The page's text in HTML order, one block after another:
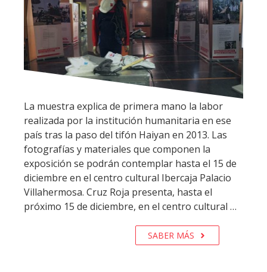
La muestra explica de primera mano la labor
realizada por la institución humanitaria en ese
país tras la paso del tifón Haiyan en 2013. Las
fotografías y materiales que componen la
exposición se podrán contemplar hasta el 15 de
diciembre en el centro cultural Ibercaja Palacio
Villahermosa. Cruz Roja presenta, hasta el
próximo 15 de diciembre, en el centro cultural …
SABER MÁS